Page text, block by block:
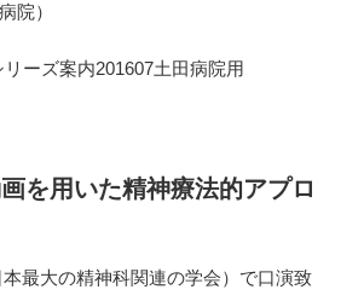
院）
を用いた精神療法的アプロ
最大の精神科関連の学会）で口演致